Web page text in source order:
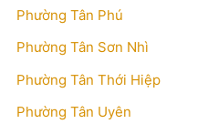
Phường Tân Phú
Phường Tân Sơn Nhì
Phường Tân Thới Hiệp
Phường Tân Uyên